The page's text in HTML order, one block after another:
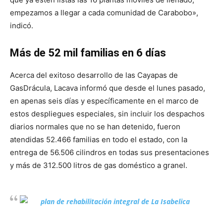
empezamos a llegar a cada comunidad de Carabobo»,
indicó.
Más de 52 mil familias en 6 días
Acerca del exitoso desarrollo de las Cayapas de
GasDrácula, Lacava informó que desde el lunes pasado,
en apenas seis días y específicamente en el marco de
estos despliegues especiales, sin incluir los despachos
diarios normales que no se han detenido, fueron
atendidas 52.466 familias en todo el estado, con la
entrega de 56.506 cilindros en todas sus presentaciones
y más de 312.500 litros de gas doméstico a granel.